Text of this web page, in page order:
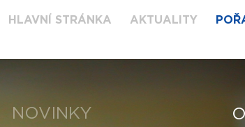
HLAVNÍ STRÁNKA AKTUALITY
NOVINKY